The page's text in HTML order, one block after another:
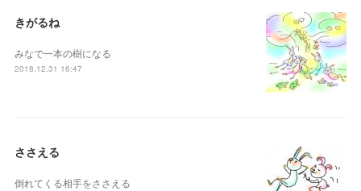
きがるね
みなで一本の樹になる
2018.12.31 16:47
ささえる
倒れてくる相手をささえる